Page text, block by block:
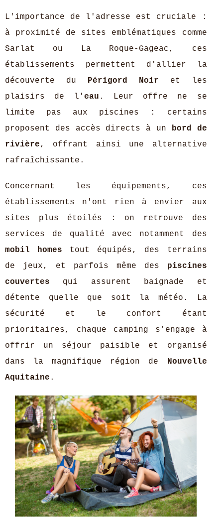
L'importance de l'adresse est cruciale :
à proximité de sites emblématiques comme
Sarlat ou La Roque-Gageac, ces
établissements permettent d'allier la
découverte du Périgord Noir et les
plaisirs de l' eau . Leur offre ne se
limite pas aux piscines : certains
proposent des accès directs à un bord de
rivière, offrant ainsi une alternative
rafraîchissante.
Concernant les équipements, ces
établissements n'ont rien à envier aux
sites plus étoilés : on retrouve des
services de qualité avec notamment des
mobil homes tout équipés, des terrains
de jeux, et parfois même des piscines
couvertes qui assurent baignade et
détente quelle que soit la météo. La
sécurité et le confort étant
prioritaires, chaque camping s'engage à
offrir un séjour paisible et organisé
dans la magnifique région de Nouvelle
Aquitaine .